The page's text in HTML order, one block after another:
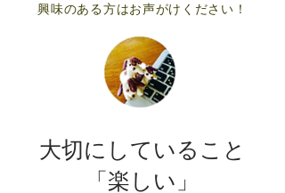
​興味のある方はお声がけください！
​大切にしていること
「楽しい」